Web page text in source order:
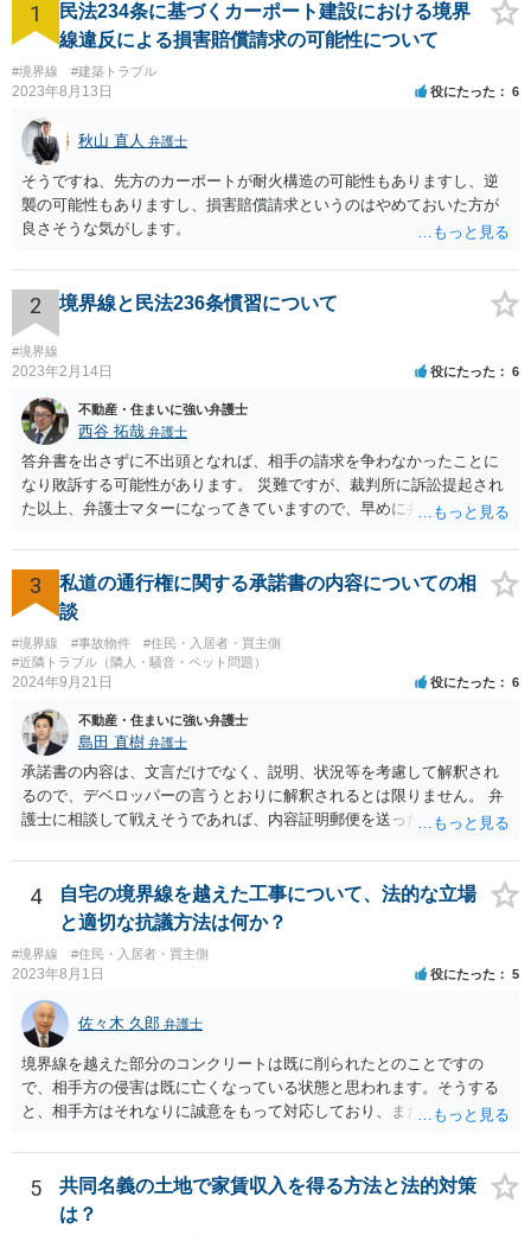
1
民法234条に基づくカーポート建設における境界
線違反による損害賠償請求の可能性について
#境界線 #建築トラブル
2023年8月13日 役にたった 6
秋山 直人 弁護士
そうですね、先方のカーポートが耐火構造の可能性もありますし、逆
襲の可能性もありますし、損害賠償請求というのはやめておいた方が
良さそうな気がします。
2 境界線と民法236条慣習について
#境界線
2023年2月14日 役にたった 6
不動産・住まいに強い弁護士
西谷 拓哉 弁護士
答弁書を出さずに不出頭となれば、相手の請求を争わなかったことに
なり敗訴する可能性があります。 災難ですが、裁判所に訴訟提起され
た以上、弁護士マターになってきていますので、早めに弁護の依頼を
3
私道の通行権に関する承諾書の内容についての相
談
#境界線 #事故物件
#住民・入居者・買主側
#近隣トラブル（隣人・騒音・ペット問題）
2024年9月21日 役にたった 6
不動産・住まいに強い弁護士
島田 直樹 弁護士
承諾書の内容は、文言だけでなく、説明、状況等を考慮して解釈され
るので、デベロッパーの言うとおりに解釈されるとは限りません。 弁
護士に相談して戦えそうであれば、内容証明郵便を送ったうえで、デ
4
自宅の境界線を越えた工事について、法的な立場
と適切な抗議方法は何か？
#境界線 #住民・入居者・買主側
2023年8月1日 役にたった 5
佐々木 久郎 弁護士
境界線を越えた部分のコンクリートは既に削られたとのことですの
で、相手方の侵害は既に亡くなっている状態と思われます。そうする
と、相手方はそれなりに誠意をもって対応しており、また、実際に相
は使用料や損害賠償の請求をすることは難しいと考えられます。ここ
から先は、現場を見る等して具体的な事実関係を踏まえなければ判断
が難しいので、本法律相談では対応が難しいです。
5
共同名義の土地で家賃収入を得る方法と法的対策
は？